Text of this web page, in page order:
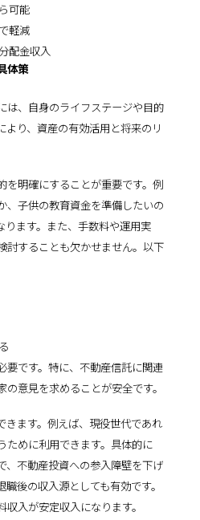
可能
軽減
配金収入
体策
は、自身のライフステージや目的
り、資産の有効活用と将来のリ
を明確にすることが重要です。例
、子供の教育資金を準備したいの
ります。また、手数料や運用実
討することも欠かせません。以下
要です。特に、不動産信託に関連
意見を求めることが安全です。
きます。例えば、現役世代であれ
ために利用できます。具体的に
、不動産投資への参入障壁を下げ
後の収入源としても有効です。
入が安定収入になります。